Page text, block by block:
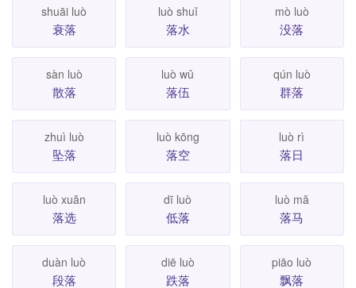
shuāi luò
衰落
luò shuǐ
落水
mò luò
没落
sàn luò
散落
luò wǔ
落伍
qún luò
群落
zhuì luò
坠落
luò kōng
落空
luò rì
落日
luò xuăn
落选
dī luò
低落
luò mă
落马
duàn luò
段落
diē luò
跌落
piāo luò
飘落